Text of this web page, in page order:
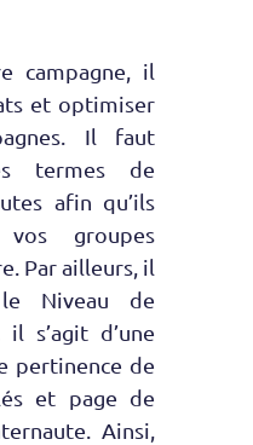
campagne, il
et optimiser
Il faut
termes de
afin qu’ils
groupes
Par ailleurs, il
Niveau de
s’agit d’une
pertinence de
et page de
Ainsi,